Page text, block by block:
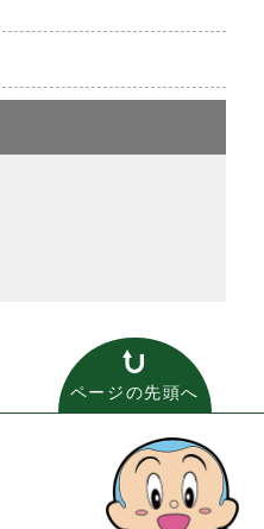
ページの先頭へ